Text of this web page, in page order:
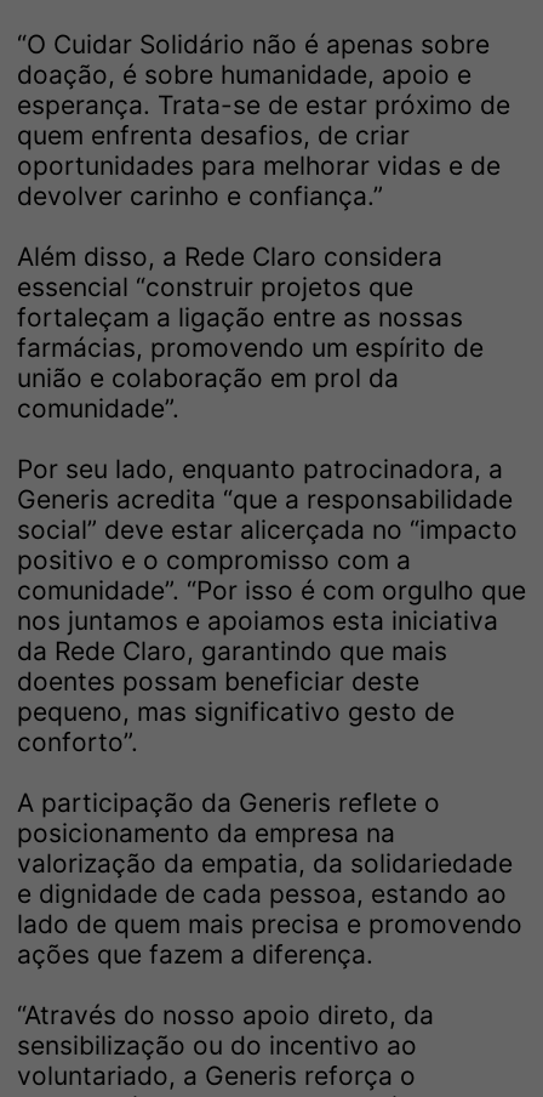
“O Cuidar Solidário não é apenas sobre
doação, é sobre humanidade, apoio e
esperança. Trata-se de estar próximo de
quem enfrenta desafios, de criar
oportunidades para melhorar vidas e de
devolver carinho e confiança.”
Além disso, a Rede Claro considera
essencial “construir projetos que
fortaleçam a ligação entre as nossas
farmácias, promovendo um espírito de
união e colaboração em prol da
comunidade”.
Por seu lado, enquanto patrocinadora, a
Generis acredita “que a responsabilidade
social” deve estar alicerçada no “impacto
positivo e o compromisso com a
comunidade”. “Por isso é com orgulho que
nos juntamos e apoiamos esta iniciativa
da Rede Claro, garantindo que mais
doentes possam beneficiar deste
pequeno, mas significativo gesto de
conforto”.
A participação da Generis reflete o
posicionamento da empresa na
valorização da empatia, da solidariedade
e dignidade de cada pessoa, estando ao
lado de quem mais precisa e promovendo
ações que fazem a diferença.
“Através do nosso apoio direto, da
sensibilização ou do incentivo ao
voluntariado, a Generis reforça o